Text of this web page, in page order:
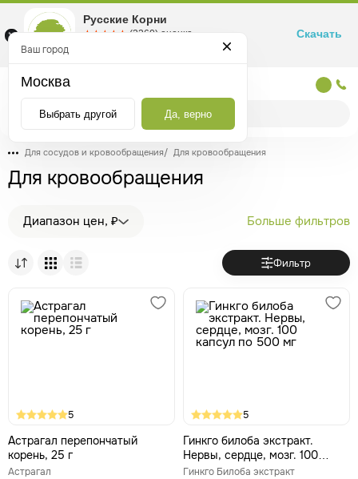
Для сосудов и кровообращения/ Для кровообращения
Для кровообращения
Диапазон цен, ₽ Больше фильтров
Фильтр
5
Астрагал перепончатый
корень, 25 г
Астрагал
5
Гинкго билоба экстракт.
Нервы, сердце, мозг. 100
капсул по 500 мг
Гинкго Билоба экстракт
Ваш город
Москва
Выбрать другой Да, верно
Русские Корни
☆☆☆☆☆
★★★★★ (2360) оценка
Маркетплейс товаров для здоровья
Скачать